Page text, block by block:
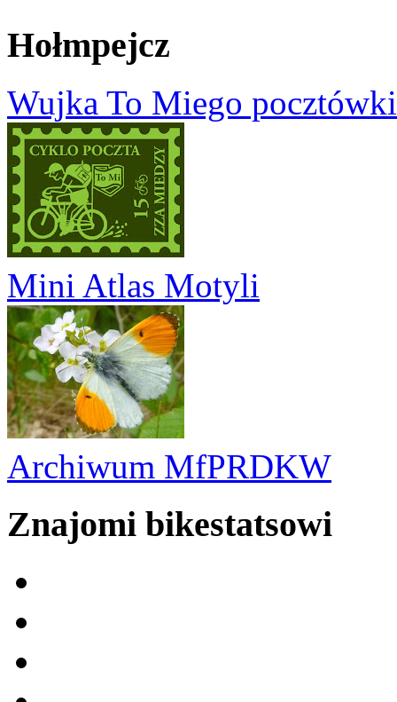
Hołmpejcz
Wujka To Miego
Mini Atlas Motyli
Archiwum MfPRDKW
Znajomi bikestatsowi